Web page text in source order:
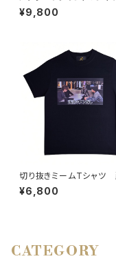
ACK
¥9,800
切り抜きミームTシャツ
ストだし
¥6,800
CATEGORY